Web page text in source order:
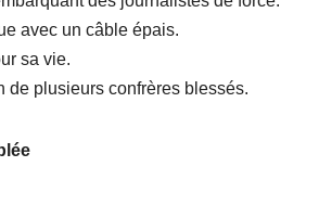
avec un câble épais.
sa vie.
de plusieurs confrères blessés.